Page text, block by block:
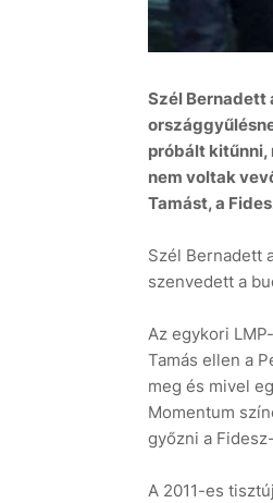
Szél Bernadett
próbált kitűnni,
nem voltak
Tamást, a
Szél Bernadett
szenvedett a
Az egykori
Tamás ellen a
meg és mivel
Momentum
győzni a
A 2011-es